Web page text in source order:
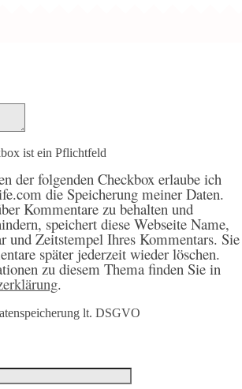
ist ein Pflichtfeld
der folgenden Checkbox erlaube ich
die Speicherung meiner Daten.
Kommentare zu behalten und
speichert diese Webseite Name,
und Zeitstempel Ihres Kommentars. Sie
später jederzeit wieder löschen.
zu diesem Thema finden Sie in
.
lt. DSGVO